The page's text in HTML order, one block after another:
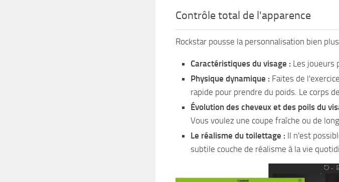
Contrôle total de l'apparence
Rockstar pousse la personnalisation bien
Caractéristiques du visage : Les joueurs
Physique dynamique : Faites de
rapide pour prendre du poids. Le corps
Évolution des cheveux et des poils du
Vous voulez une coupe fraîche ou de
Le réalisme du toilettage : Il n'est
subtile couche de réalisme à la vie